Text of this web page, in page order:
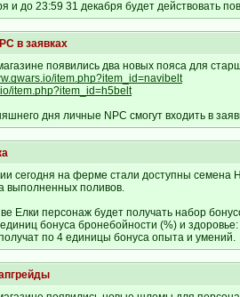
и до 23:59 31 декабря будет действовать
в заявках
появились два новых пояса для
item.php?item_id=navibelt
item.php?item_id=h5belt
дня личные NPC смогут входить в
сегодня на ферме стали доступны семена
выполненных поливов.
Елки персонаж будет получать набор
бонуса бронебойности (%) и
по 4 единицы бонуса опыта и умений.